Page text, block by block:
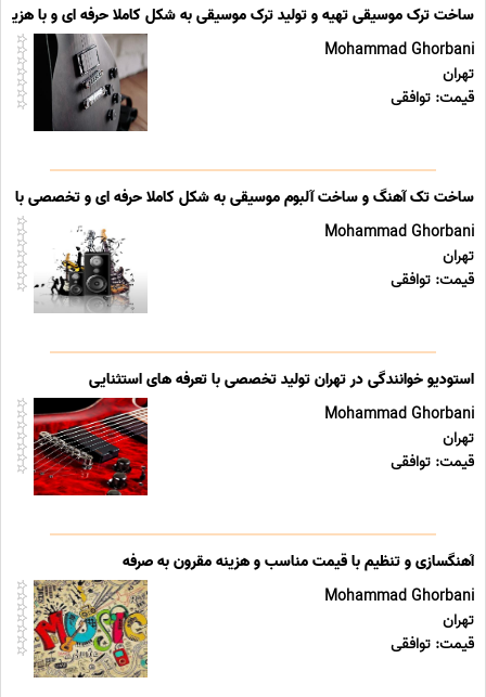
ساخت ترک موسیقی تهیه و تولید ترک موسیقی به شکل کاملا حرفه ای و با
Mohammad Ghorbani
تهران
قیمت: توافقی
ساخت تک آهنگ و ساخت آلبوم موسیقی به شکل کاملا حرفه ای و تخصصی با
Mohammad Ghorbani
تهران
قیمت: توافقی
استودیو خوانندگی در تهران تولید تخصصی با تعرفه های استثنایی
Mohammad Ghorbani
تهران
قیمت: توافقی
آهنگسازی و تنظیم با قیمت مناسب و هزینه مقرون به صرفه
Mohammad Ghorbani
تهران
قیمت: توافقی